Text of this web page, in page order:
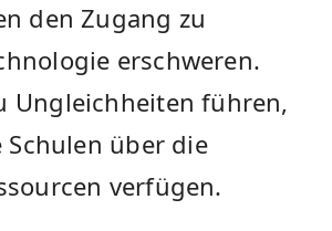
den Zugang zu‍
erschweren.
Ungleichheiten führen,
über die​
verfügen.